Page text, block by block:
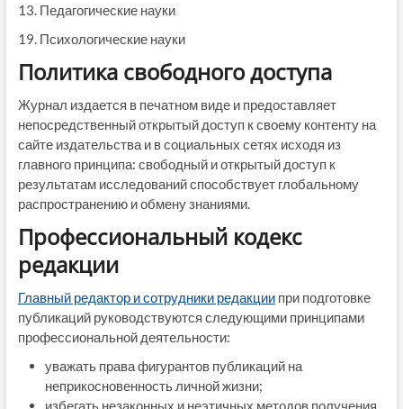
13. Педагогические науки
19. Психологические науки
Политика свободного доступа
Журнал издается в печатном виде и предоставляет
непосредственный открытый доступ к своему контенту на
сайте издательства и в социальных сетях исходя из
главного принципа: свободный и открытый доступ к
результатам исследований способствует глобальному
распространению и обмену знаниями.
Профессиональный кодекс
редакции
Главный редактор и сотрудники редакциипри подготовке
публикаций руководствуются следующими принципами
профессиональной деятельности:
уважать права фигурантов публикаций на
неприкосновенность личной жизни;
избегать незаконных и неэтичных методов получения